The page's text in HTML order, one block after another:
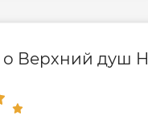
Верхний душ